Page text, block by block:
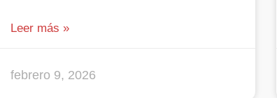
Leer más »
febrero 9, 2026